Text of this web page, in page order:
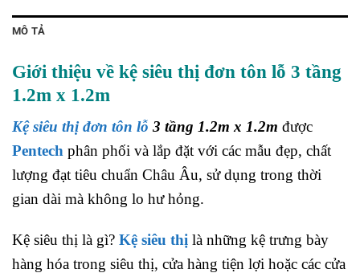
MÔ TẢ
Giới thiệu về kệ siêu thị đơn tôn lỗ 3 tầng
1.2m x 1.2m
Kệ siêu thị đơn tôn lỗ 3 tầng 1.2m x 1.2m được
Pentech phân phối và lắp đặt với các mẫu đẹp, chất
lượng đạt tiêu chuẩn Châu Âu, sử dụng trong thời
gian dài mà không lo hư hỏng.
Kệ siêu thị là gì? Kệ siêu thị là những kệ trưng bày
hàng hóa trong siêu thị, cửa hàng tiện lợi hoặc các cửa